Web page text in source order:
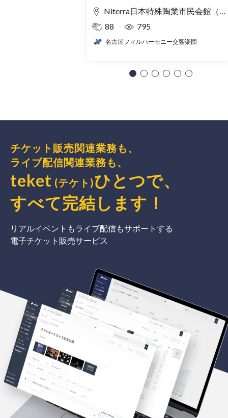
Niterra日本特殊陶業市民会館（名古屋市民会館） フォレストホール
88
795
名古屋フィルハーモニー交響楽団
チケット販売関連業務も、
ライブ配信関連業務も、
teket (テケト)ひとつで、
すべて完結 します ！
リアルイベントもライブ配信もサポートする
電子チケット販売サービス